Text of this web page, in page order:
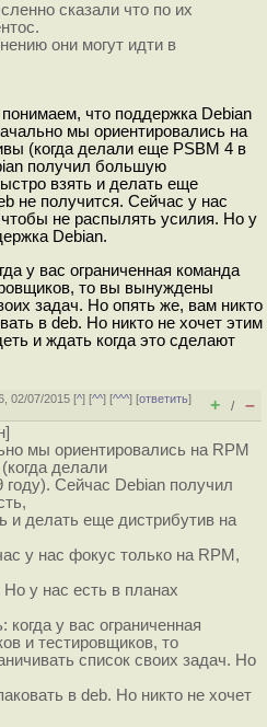
сказали что по их
они могут идти в
что поддержка Debian
мы ориентировались на
(когда делали еще PSBM 4 в
получил большую
взять и делать еще
не получится. Сейчас у нас
не распылять усилия. Но у
Debian.
у вас ограниченная команда
то вы вынуждены
задач. Но опять же, вам никто
в deb. Но никто не хочет этим
и ждать когда это сделают
02/07/2015 [^] [^^] [^^^] [ответить]
+ / –
мы ориентировались на RPM
делали
Сейчас Debian получил
и делать еще дистрибутив на
у нас фокус только на RPM,
у нас есть в планах
у вас ограниченная
и тестировщиков, то
список своих задач. Но
в deb. Но никто не хочет